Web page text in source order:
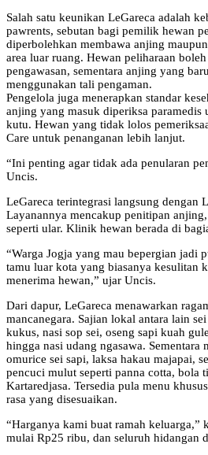
Salah satu keunikan LeGareca adalah
pawrents, sebutan bagi pemilik hewan
diperbolehkan membawa anjing
area luar ruang. Hewan peliharaan
pengawasan, sementara anjing yang
menggunakan tali pengaman.
Pengelola juga menerapkan standar
anjing yang masuk diperiksa paramedis
kutu. Hewan yang tidak lolos
Care untuk penanganan lebih lanjut.
“Ini penting agar tidak ada penularan
Uncis.
LeGareca terintegrasi langsung dengan
Layanannya mencakup penitipan
seperti ular. Klinik hewan berada di
“Warga Jogja yang mau bepergian jadi
tamu luar kota yang biasanya kesulitan
menerima hewan,” ujar Uncis.
Dari dapur, LeGareca menawarkan
mancanegara. Sajian lokal antara lain
kukus, nasi sop sei, oseng sapi kuah
hingga nasi udang ngasawa.
omurice sei sapi, laksa hakau majapai,
pencuci mulut seperti panna cotta, bola
Kartaredjasa. Tersedia pula menu
rasa yang disesuaikan.
“Harganya kami buat ramah keluarga,”
mulai Rp25 ribu, dan seluruh hidangan